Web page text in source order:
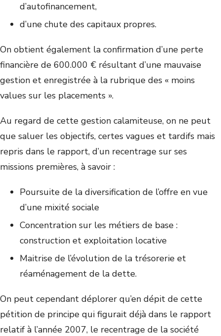
d’autofinancement,
d’une chute des capitaux propres.
On obtient également la confirmation d’une perte
financière de 600.000 € résultant d’une mauvaise
gestion et enregistrée à la rubrique des « moins
values sur les placements ».
Au regard de cette gestion calamiteuse, on ne peut
que saluer les objectifs, certes vagues et tardifs mais
repris dans le rapport, d’un recentrage sur ses
missions premières, à savoir :
Poursuite de la diversification de l’offre en vue
d’une mixité sociale
Concentration sur les métiers de base :
construction et exploitation locative
Maitrise de l’évolution de la trésorerie et
réaménagement de la dette.
On peut cependant déplorer qu’en dépit de cette
pétition de principe qui figurait déjà dans le rapport
relatif à l’année 2007, le recentrage de la société